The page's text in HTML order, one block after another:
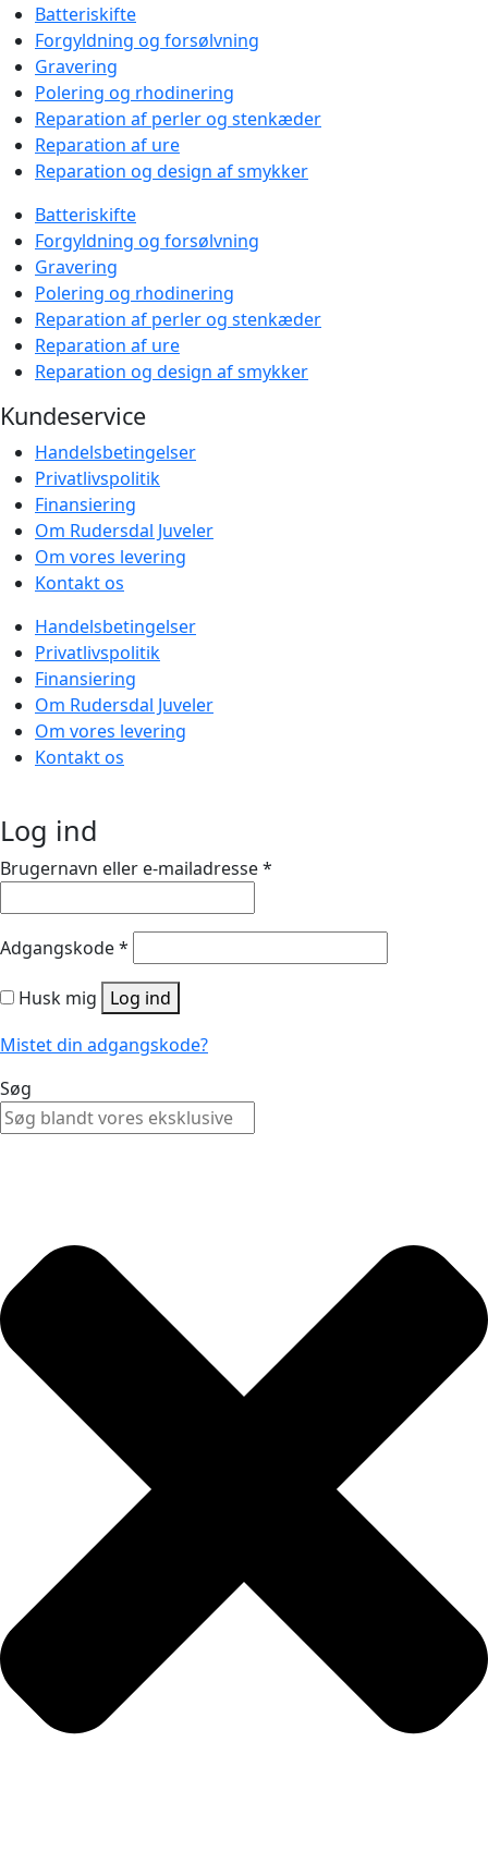
Batteriskifte
Forgyldning og forsølvning
Gravering
Polering og rhodinering
Reparation af perler og stenkæder
Reparation af ure
Reparation og design af smykker
Batteriskifte
Forgyldning og forsølvning
Gravering
Polering og rhodinering
Reparation af perler og stenkæder
Reparation af ure
Reparation og design af smykker
Kundeservice
Handelsbetingelser
Privatlivspolitik
Finansiering
Om Rudersdal Juveler
Om vores levering
Kontakt os
Handelsbetingelser
Privatlivspolitik
Finansiering
Om Rudersdal Juveler
Om vores levering
Kontakt os
Log ind
Brugernavn eller e-mailadresse*
Adgangskode*
Husk mig
Log ind
Mistet din adgangskode?
Søg